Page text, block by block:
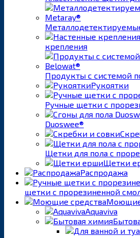
крепления
Продукты с системой
Рукоятки
Ручные щетки с
Duoswee®
Щетки для пола с
Щетки
Распродажа
щетки с прорезиненной
Моющие
Aquaviva